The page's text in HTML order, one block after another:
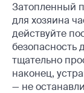
Затопленный
для хозяина
действуйте
безопасность
тщательно
наконец,
— не